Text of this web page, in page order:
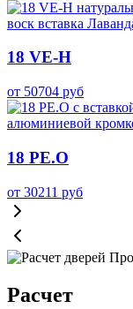
18 VE-H
от 50704 руб
18 PE.O
от 30211 руб
Расчет